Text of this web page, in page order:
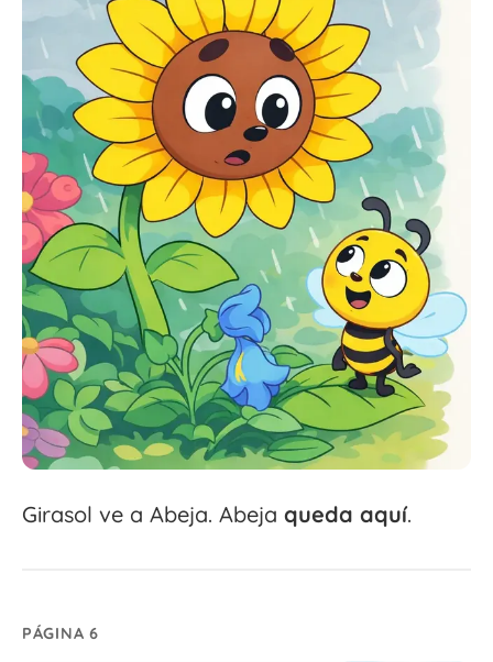
Girasol ve a Abeja. Abeja queda aquí.
PÁGINA 6